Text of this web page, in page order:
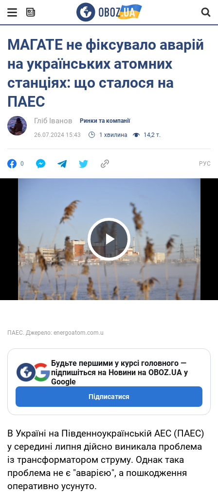
МАГАТЕ не фіксувало аварій
на українських атомних
станціях: що сталося на
ПАЕС
Гліб Іванов Ринки та компанії
26.07.2024 15:43 1 хвилина 14,2 т.
0 РУС
Play Video
Будьте першими у курсі головного —
підпишіться на Новини на OBOZ.UA у
Google
Підписатися
В Україні на Південноукраїнській АЕС (ПАЕС)
у середині липня дійсно виникала проблема
із трансформатором струму. Однак така
проблема не є "аварією", а пошкодження
оперативно усунуто.